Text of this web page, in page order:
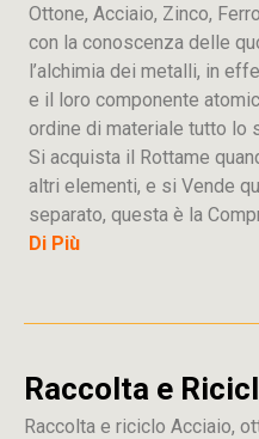
Ottone, Acciaio, Zinco,
con la conoscenza delle
l’alchimia dei metalli, in
e il loro componente
ordine di materiale tutto lo
Si acquista il Rottame
altri elementi, e si Vende
separato, questa è la
Di Più
Raccolta e
Raccolta e riciclo Acciaio,